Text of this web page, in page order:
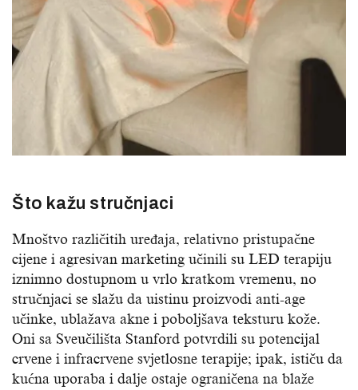
Što kažu stručnjaci
Mnoštvo različitih uređaja, relativno pristupačne
cijene i agresivan marketing učinili su LED terapiju
iznimno dostupnom u vrlo kratkom vremenu, no
stručnjaci se slažu da uistinu proizvodi anti-age
učinke, ublažava akne i poboljšava teksturu kože.
Oni sa Sveučilišta Stanford potvrdili su potencijal
crvene i infracrvene svjetlosne terapije; ipak, ističu da
kućna uporaba i dalje ostaje ograničena na blaže